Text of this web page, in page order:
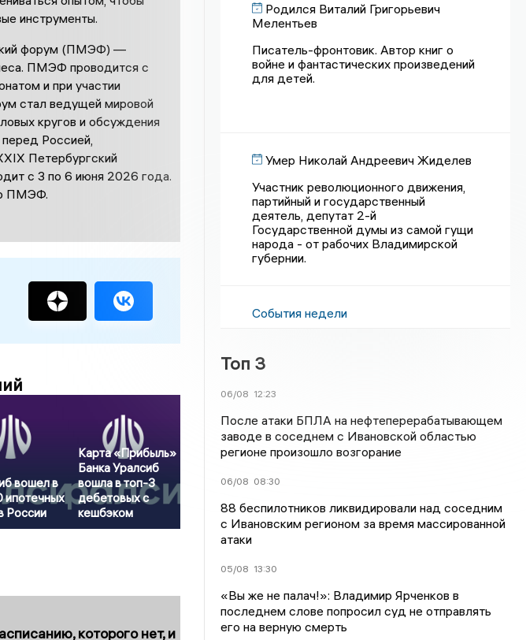
инструменты.
форум (ПМЭФ) —
ПМЭФ проводится с
и при участии
стал ведущей мировой
кругов и обсуждения
Россией,
Петербургский
с 3 по 6 июня 2026 года.
ПМЭФ.
вошел в
ипотечных
России
Карта «Прибыль»
Банка Уралсиб
вошла в топ-3
дебетовых с
кешбэком
которого нет, и
Родился Виталий Григорьевич
Мелентьев
Писатель-фронтовик. Автор книг о
войне и фантастических произведений
для детей.
Умер Николай Андреевич Жиделев
Участник революционного движения,
партийный и государственный
деятель, депутат 2-й
Государственной думы из самой гущи
народа - от рабочих Владимирской
губернии.
События недели
Топ 3
06/08 12:23
После атаки БПЛА на нефтеперерабатывающем
заводе в соседнем с Ивановской областью
регионе произошло возгорание
06/08 08:30
88 беспилотников ликвидировали над соседним
с Ивановским регионом за время массированной
атаки
05/08 13:30
«Вы же не палач!»: Владимир Ярченков в
последнем слове попросил суд не отправлять
его на верную смерть